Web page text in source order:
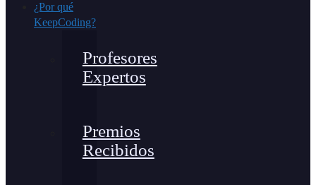
¿Por qué
KeepCoding?
Profesores
Expertos
Premios
Recibidos